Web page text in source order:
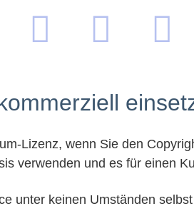
Lizenz, wenn Sie den
verwenden und es für einen
unter keinen Umständen